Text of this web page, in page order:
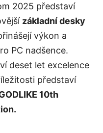
2025 představí
základní desky
výkon a
PC nadšence.
deset let excelence
představí
10th